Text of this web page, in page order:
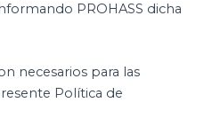
PROHASS dicha
necesarios para las
Política de